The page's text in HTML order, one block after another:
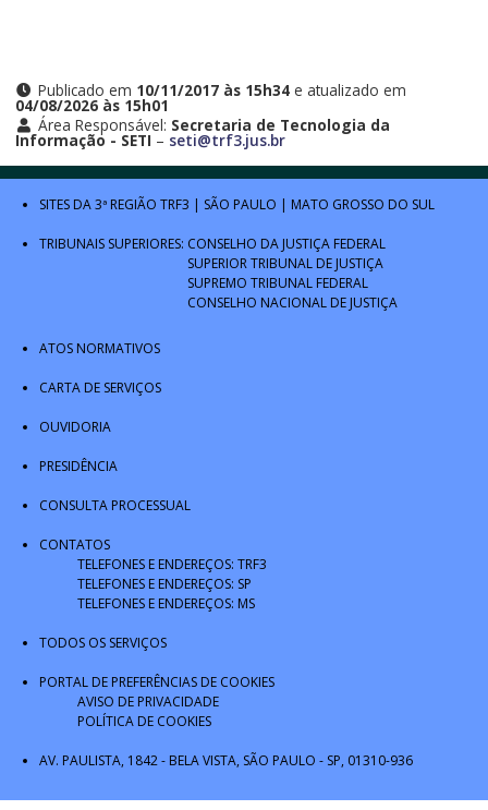
Publicado em 10/11/2017 às 15h34e atualizado em
04/08/2026 às 15h01
Área Responsável: Secretaria de Tecnologia da
Informação - SETI – seti@trf3.jus.br
SITES DA 3ª REGIÃO TRF3 SÃO PAULO MATO GROSSO DO SUL
TRIBUNAIS SUPERIORES: CONSELHO DA JUSTIÇA FEDERAL
SUPERIOR TRIBUNAL DE JUSTIÇA
SUPREMO TRIBUNAL FEDERAL
CONSELHO NACIONAL DE JUSTIÇA
ATOS NORMATIVOS
CARTA DE SERVIÇOS
OUVIDORIA
PRESIDÊNCIA
CONSULTA PROCESSUAL
CONTATOS
TELEFONES E ENDEREÇOS: TRF3
TELEFONES E ENDEREÇOS: SP
TELEFONES E ENDEREÇOS: MS
TODOS OS SERVIÇOS
PORTAL DE PREFERÊNCIAS DE COOKIES
AVISO DE PRIVACIDADE
POLÍTICA DE COOKIES
AV. PAULISTA, 1842 - BELA VISTA, SÃO PAULO - SP, 01310-936